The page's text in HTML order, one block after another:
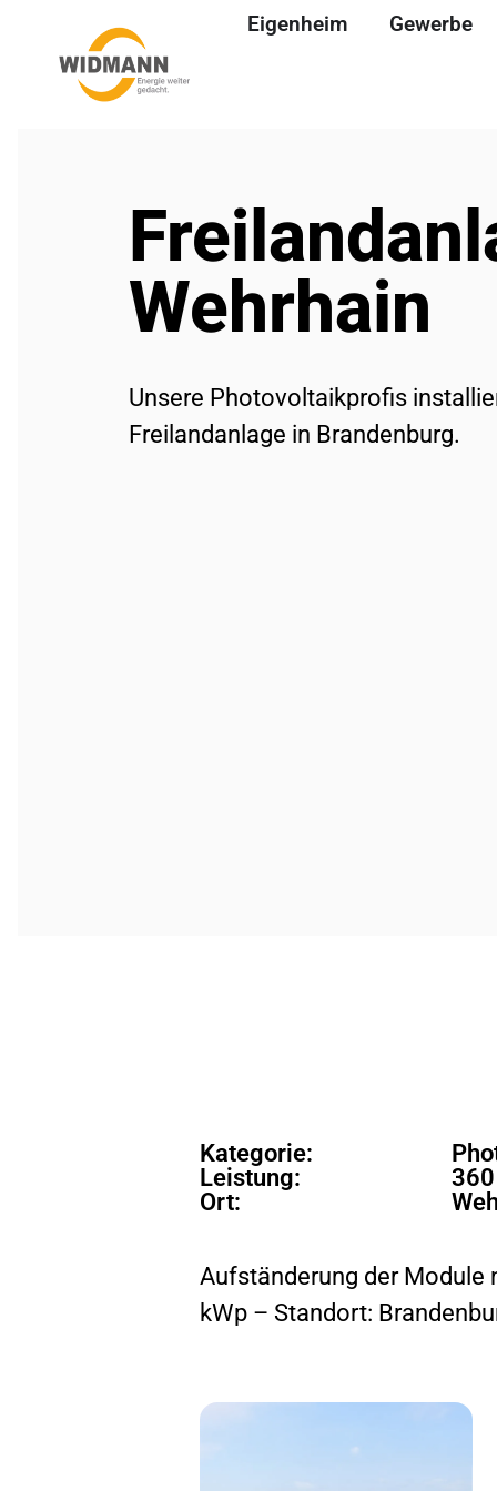
Eigenheim Gewerbe
Wehrhain
Unsere Photovoltaikprofis
Freilandanlage in Brandenburg.
Kategorie:
Leistung:
Ort:
Aufständerung der Module
kWp – Standort: